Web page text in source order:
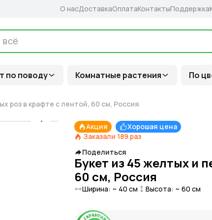
по поводу Комнатные растения По
О насДоставкаОплатаКонтактыПоддержка
роз в крафте с лентой, 60 см, Россия
Акция
Хорошая цена
Заказали 189 раз
Поделиться
Букет из 45 желтых и
60 см, Россия
Ширина: ~ 40 см Высота: ~ 60 см